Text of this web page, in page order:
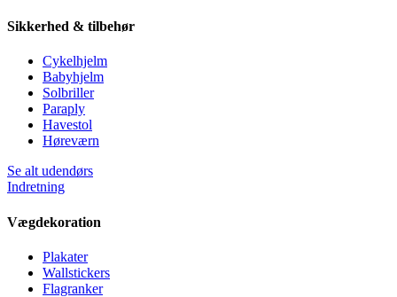
Sikkerhed & tilbehør
Cykelhjelm
Babyhjelm
Solbriller
Paraply
Havestol
Høreværn
Se alt udendørs
Indretning
Vægdekoration
Plakater
Wallstickers
Flagranker